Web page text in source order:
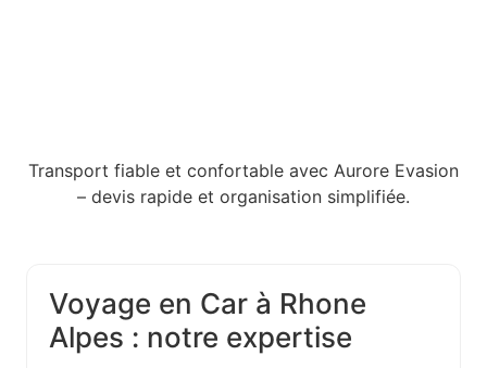
Transport fiable et confortable avec Aurore Evasion
– devis rapide et organisation simplifiée.
Voyage en Car à Rhone
Alpes : notre expertise